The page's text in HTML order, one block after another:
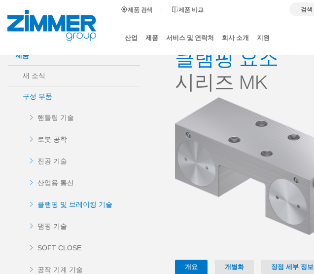
제품 검색 제품 비교 검색
산업 제품 서비스 및 연락처 회사 소개 지원
시작 제품 구성 부품 클램핑 및 브레이킹 기술 클램핑 및 브레이킹 엘리먼트
제품
새 소식
구성 부품
핸들링 기술
로봇 공학
진공 기술
산업용 통신
클램핑 및 브레이킹 기술
댐핑 기술
SOFT CLOSE
공작 기계 기술
클램핑 요소
시리즈 MK
개요 개별화 장점 세부 정보